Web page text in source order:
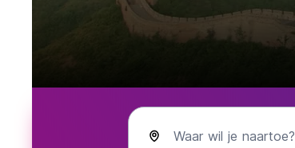
Waar wil je naartoe?